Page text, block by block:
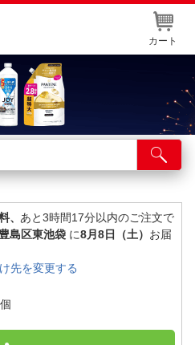
カート
、 あと3時間17分以内のご注文で
島区東池袋 に8月8日（土） お届
先を変更する
個